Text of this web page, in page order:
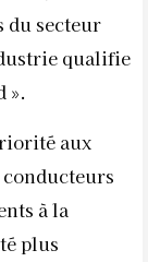
du secteur
qualifie
».
aux
à la
plus